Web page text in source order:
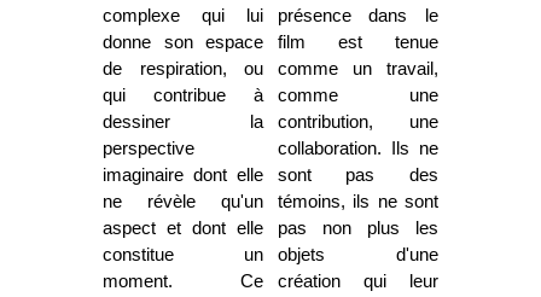
complexe qui lui
donne son espace
de respiration, ou
qui contribue à
dessiner la
perspective
imaginaire dont elle
ne révèle qu'un
aspect et dont elle
constitue un
moment. Ce
présence dans le
film est tenue
comme un travail,
comme une
contribution, une
collaboration. Ils ne
sont pas des
témoins, ils ne sont
pas non plus les
objets d'une
création qui leur